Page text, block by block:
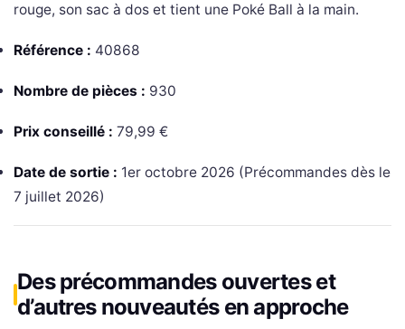
rouge, son sac à dos et tient une Poké Ball à la main.
Référence : 40868
Nombre de pièces : 930
Prix conseillé : 79,99 €
Date de sortie : 1er octobre 2026 (Précommandes dès le
7 juillet 2026)
Des précommandes ouvertes et
d’autres nouveautés en approche